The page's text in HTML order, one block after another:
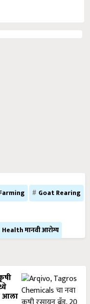
Goat Rearing
Health मानवी आरोग्य
आला